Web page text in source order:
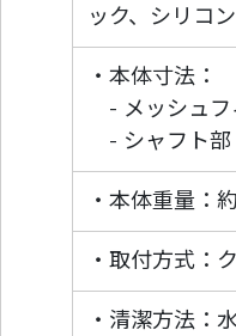
ック、シリコン
・本体寸法：
- メッシュフ
- シャフト部
・本体重量：
・取付方式：
・清潔方法：